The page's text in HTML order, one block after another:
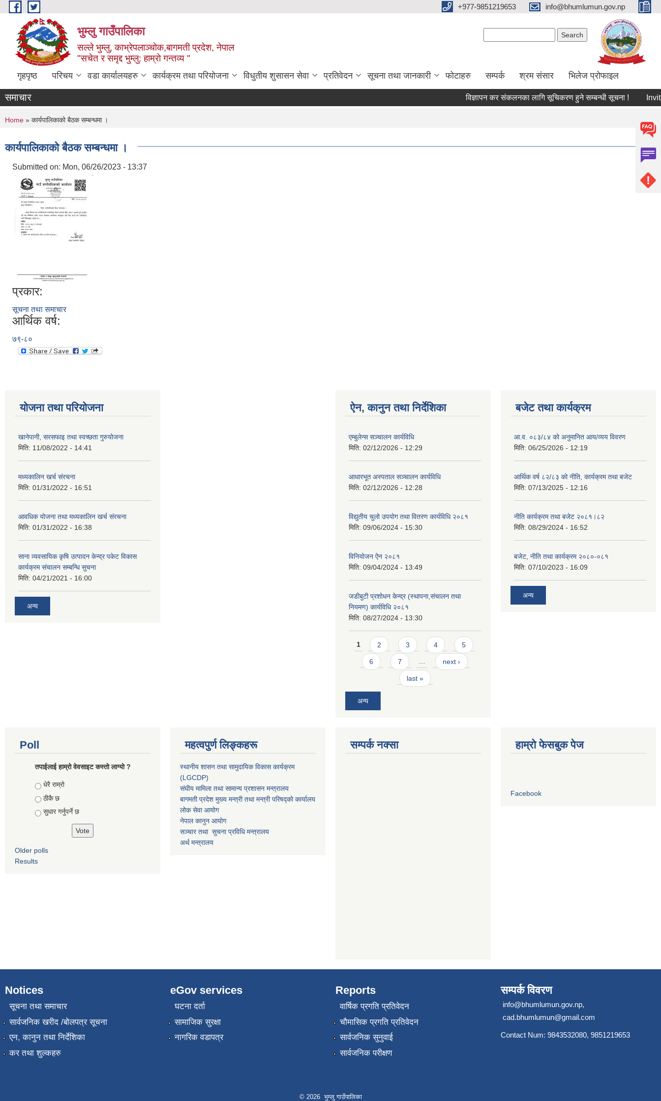
Skip to main content +977-9851219653 info@bhumlumun.gov.np
भुम्लु गाउँपालिका
सल्ले भुम्लु, काभ्रेपलाञ्चोक,बागमती प्रदेश, नेपाल
"सचेत र समृद्द भुम्लु: हाम्राे गन्तव्य "
गृहपृष्ठ परिचय वडा कार्यालयहरु कार्यक्रम तथा परियोजना विधुतीय शुसासन सेवा प्रतिवेदन सूचना तथा जानकारी फोटाहरु सम्पर्क श्रम संसार भिलेज प्रोफाइल
समाचार विज्ञापन कर संकलनका लागि सूचिकरण हुने सम्बन्धी सूचना !
You are here
Home » कार्यपालिकाको बैठक सम्बन्धमा ।
कार्यपालिकाको बैठक सम्बन्धमा ।
Submitted on: Mon, 06/26/2023 - 13:37
प्रकार:
सूचना तथा समाचार
आर्थिक वर्ष:
७९-८०
योजना तथा परियोजना
खानेपानी, सरसफाइ तथा स्वच्छता गुरुयोजना
मिति: 11/08/2022 - 14:41
मध्यकालिन खर्च संरचना
मिति: 01/31/2022 - 16:51
आवधिक योजना तथा मध्यकालिन खर्च संरचना
मिति: 01/31/2022 - 16:38
साना व्यवसायिक कृषि उत्पादन केन्द्र पकेट विकास
कार्यक्रम संचालन सम्बन्धि सुचना
मिति: 04/21/2021 - 16:00
अन्य
ऐन, कानुन तथा निर्देशिका
एम्बुलेन्स सञ्चालन कार्यविधि
मिति: 02/12/2026 - 12:29
आधारभूत अस्पताल सञ्चालन कार्यविधि
मिति: 02/12/2026 - 12:28
विद्युतीय चुलो उपयोग तथा वितरण कार्यविधि २०८१
मिति: 09/06/2024 - 15:30
विनियोजन ऐन २०८१
मिति: 09/04/2024 - 13:49
जडीबुटी प्रशोधन केन्द्र (स्थापना,संचालन तथा
नियमण) कार्यविधि २०८१
मिति: 08/27/2024 - 13:30
Pages
1 2 3 4 5
6 7 … next ›
last »
अन्य
बजेट तथा कार्यक्रम
आ.व. ०८३/८४ को अनुमानित आय/व्यय विवरण
मिति: 06/25/2026 - 12:19
आर्थिक वर्ष ८२/८३ को नीति, कार्यक्रम तथा बजेट
मिति: 07/13/2025 - 12:16
नीति कार्यक्रम तथा बजेट २०८१।८२
मिति: 08/29/2024 - 16:52
बजेट, नीति तथा कार्यक्रम २०८०-०८१
मिति: 07/10/2023 - 16:09
अन्य
Poll
तपाईलाई हाम्रो वेवसाइट कस्ताे लाग्याे ?
Choices
धेरै राम्रो
ठीकै छ
सुधार गर्नुपर्ने छ
Older polls
Results
महत्वपुर्ण लिङ्कहरू
स्थानीय शासन तथा सामुदायिक विकास कार्यक्रम
(LGCDP)
संघीय मामिला तथा सामान्य प्रशासन मन्त्रालय
बागमती प्रदेश मुख्य मन्त्री तथा मन्त्री परिषद्को कार्यालय
लोक सेवा आयोग
नेपाल कानुन आयोग
सञ्चार तथा सुचना प्रविधि मन्त्रालय
अर्थ मन्त्रालय
सम्पर्क नक्सा हाम्रो फेसबुक पेज
Facebook
Notices
सूचना तथा समाचार
सार्वजनिक खरीद /बोलपत्र सूचना
एन, कानुन तथा निर्देशिका
कर तथा शुल्कहरु
eGov services
घटना दर्ता
सामाजिक सुरक्षा
नागरिक वडापत्र
Reports
वार्षिक प्रगति प्रतिवेदन
चौमासिक प्रगति प्रतिवेदन
सार्वजनिक सुनुवाई
सार्वजनिक परीक्षण
सम्पर्क विवरण
info@bhumlumun.gov.np,
cad.bhumlumun@gmail.com
Contact Num: 9843532080, 9851219653
© 2026 भुम्लु गाउँपालिका